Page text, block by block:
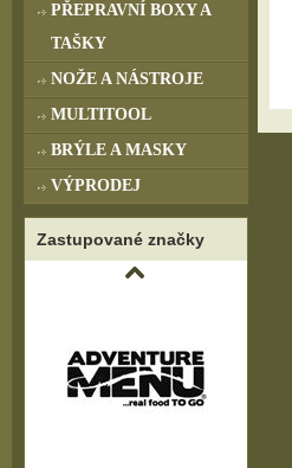
PŘEPRAVNÍ BOXY A
TAŠKY
NOŽE A NÁSTROJE
MULTITOOL
BRÝLE A MASKY
VÝPRODEJ
Zastupované značky